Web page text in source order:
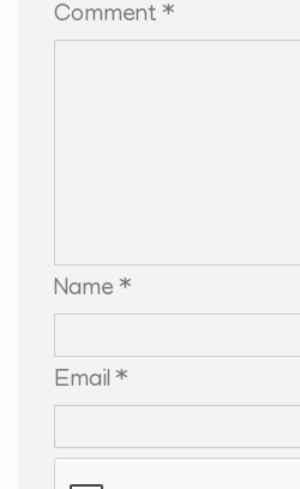
Comment *
Name *
Email *